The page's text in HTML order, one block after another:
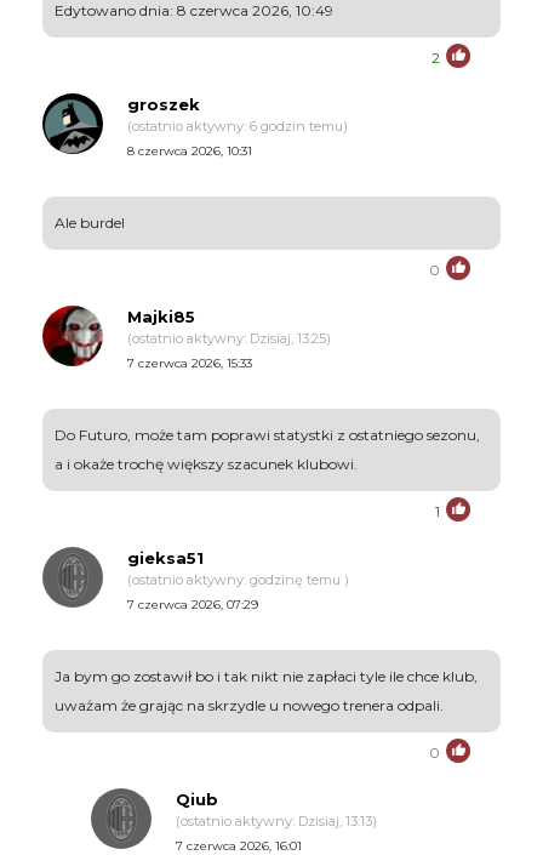
Edytowano dnia: 8 czerwca 2026, 10:49
2
groszek
(ostatnio aktywny: 6 godzin temu)
8 czerwca 2026, 10:31
Ale burdel
0
Majki85
(ostatnio aktywny: Dzisiaj, 13:25)
7 czerwca 2026, 15:33
Do Futuro, może tam poprawi statystki z ostatniego sezonu,
a i okaże trochę większy szacunek klubowi.
1
gieksa51
(ostatnio aktywny: godzinę temu )
7 czerwca 2026, 07:29
Ja bym go zostawił bo i tak nikt nie zapłaci tyle ile chce klub,
uważam że grając na skrzydle u nowego trenera odpali.
0
Qiub
(ostatnio aktywny: Dzisiaj, 13:13)
7 czerwca 2026, 16:01